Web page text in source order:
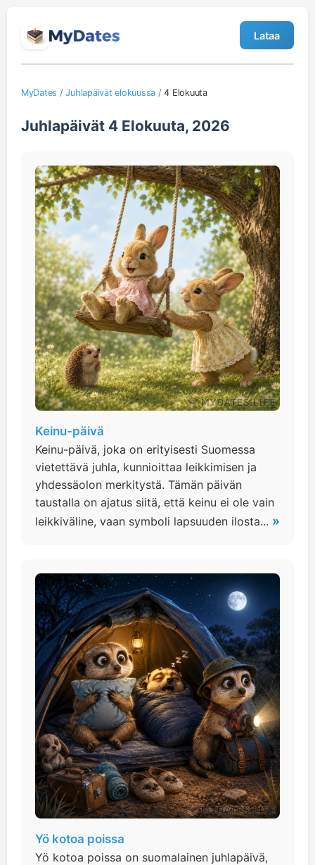
Lataa
MyDates /Juhlapäivät elokuussa /4 Elokuuta
Juhlapäivät 4 Elokuuta, 2026
Keinu-päivä
Keinu-päivä, joka on erityisesti Suomessa
vietettävä juhla, kunnioittaa leikkimisen ja
yhdessäolon merkitystä. Tämän päivän
taustalla on ajatus siitä, että keinu ei ole vain
leikkiväline, vaan symboli lapsuuden ilosta... »
Yö kotoa poissa
Yö kotoa poissa on suomalainen juhlapäivä,